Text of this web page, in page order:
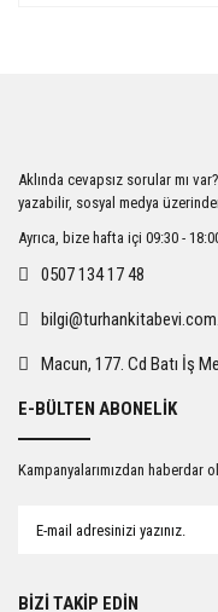
Ürün açıklamasında
Ürün bilgilerinde hatalar
Ürün fiyatı diğer
Aklında cevapsız sorular mı
yazabilir, sosyal medya
Ayrıca, bize hafta içi 09:30 -
0507 134 17 48
Macun, 177. Cd Batı İş
E-BÜLTEN ABONELİK
Kampanyalarımızdan haberdar
BİZİ TAKİP EDİN